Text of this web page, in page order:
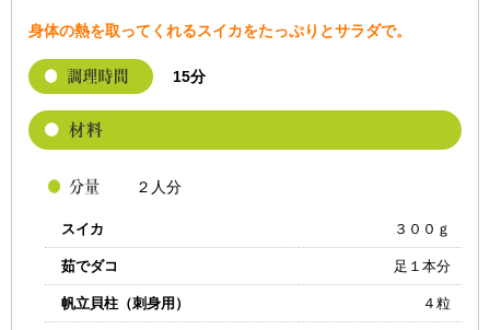
身体の熱を取ってくれるスイカをたっぷりとサラダで。
15分
２人分
スイカ ３００ｇ
茹でダコ 足１本分
帆立貝柱（刺身用） ４粒